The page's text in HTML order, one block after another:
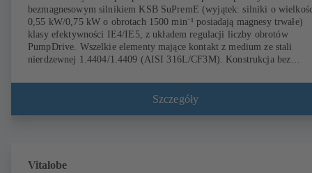
bezmagnesowym silnikiem KSB SuPremE (wyjątek: silniki o
0,55 kW/0,75 kW o obrotach 1500 min⁻¹ posiadają magnesy trwałe)
klasy efektywności IE4/IE5, z układem regulacji liczby obrotów
PumpDrive. Wszelkie elementy mające kontakt z medium ze stali
nierdzewnej 1.4404/1.4409 (AISI 316L/CF3M). Konstrukcja bez
elektrycznie, doskonała sprawność. Konstrukcja higieniczna
na dokładne oczyszczanie (CIP/SIP), certyfikat Instytutu TNO wg
Szczegóły
Vitalobe